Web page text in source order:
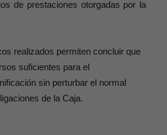
de prestaciones otorgadas por la
realizados permiten concluir que
suficientes para el
sin perturbar el normal
de la Caja.